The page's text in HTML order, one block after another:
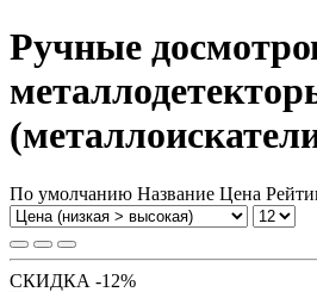
Ручные
По умолчанию Название Цена
СКИДКА -12%